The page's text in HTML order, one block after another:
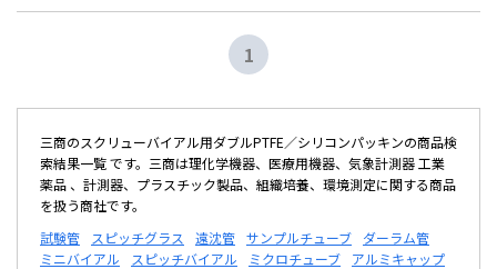
1
三商のスクリューバイアル用ダブルPTFE／シリコンパッキンの商品検
索結果一覧 です。三商は理化学機器、医療用機器、気象計測器 工業
薬品 、計測器、プラスチック製品、組織培養、環境測定に関する商品
を扱う商社です。
試験管
スピッチグラス 遠沈管 サンプルチューブ
ダーラム管
ミニバイアル
スピッチバイアル ミクロチューブ
アルミキャップ